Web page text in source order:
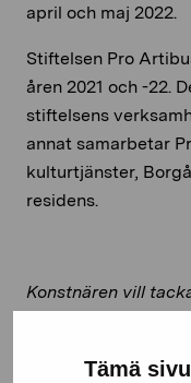
Tämä
april och maj 2022.
Stiftelsen Pro
åren 2021 och -22.
stiftelsens
annat samarbetar
kulturtjänster,
residens.
Konstnären vill